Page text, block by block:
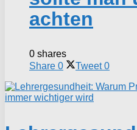
achten
0 shares
Share 0 Tweet 0